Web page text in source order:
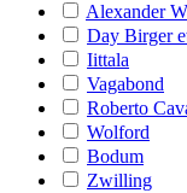
Alexander
Day Birger
Iittala
Vagabond
Roberto
Wolford
Bodum
Zwilling